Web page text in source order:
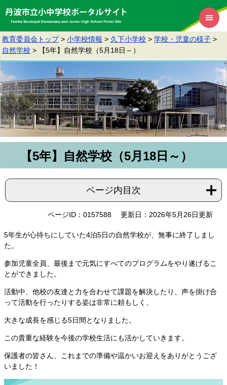
教育委員会トップ > 小学校情報 > 久下小学校 > 学校・児童の様子 >
自然学校 > 【5年】自然学校（5月18日～）
【5年】自然学校（5月18日～）
ページ内目次
ページID：0157588 更新日：2026年5月26日更新
5年生が心待ちにしていた4泊5日の自然学校が、無事に終了しまし
た。
参加児童全員、最後まで元気にすべてのプログラムをやり遂げるこ
とができました。
活動中、他校の友達と力を合わせて課題を解決したり、声を掛け合
って活動を行ったりする姿は非常に頼もしく、
大きな成長を感じる5日間となりました。
この貴重な経験を今後の学校生活にも活かしていきます。
保護者の皆さん、これまでの準備や温かいお迎えをありがとうござ
いました！